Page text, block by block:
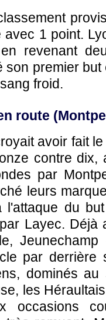
avec 1 point.
revenant
son premier
froid.
route (
avoir fait
contre dix,
par
leurs
l'attaque du
Layec. Déjà
par derrière
dominés
les
occasions